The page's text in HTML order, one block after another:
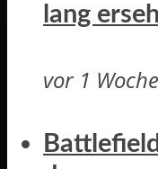
lang
vor 1 Woche